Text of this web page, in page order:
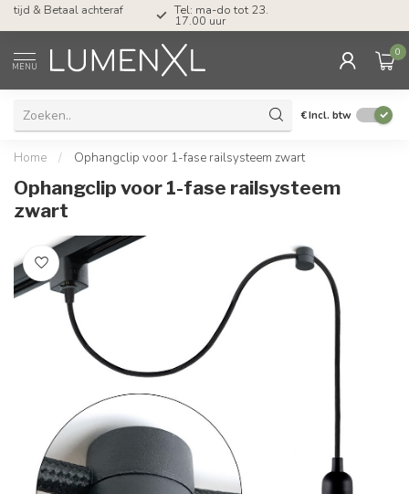
Tel: ma-do tot 23.00, vr tot 21.00, za tot
MENU
0
€Incl. btw
Home / Ophangclip voor 1-fase railsysteem zwart
Ophangclip voor 1-fase railsysteem
zwart